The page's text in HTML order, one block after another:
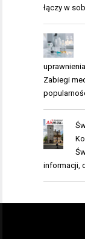
łączy w
Zabiegi
informacji,